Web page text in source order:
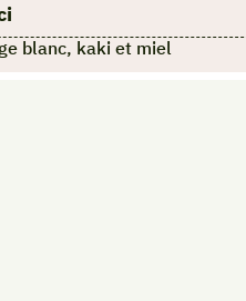
blanc, kaki et miel